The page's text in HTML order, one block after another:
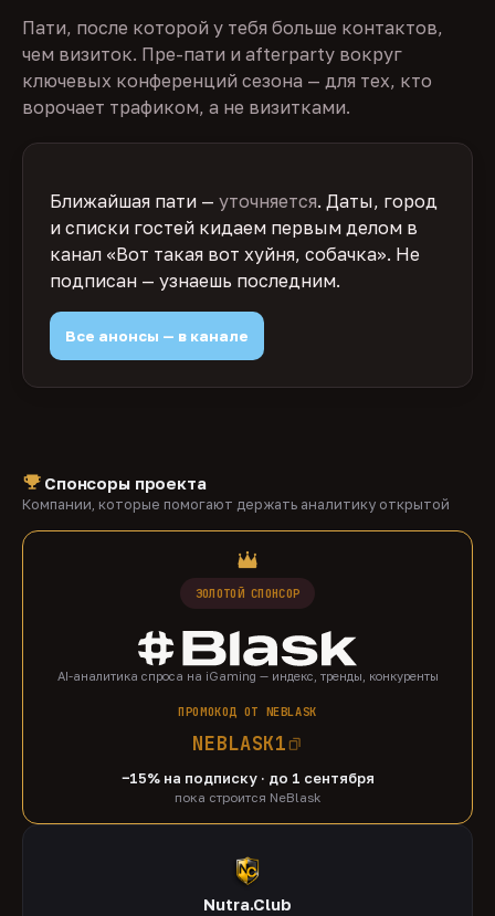
Пати, после которой у тебя больше контактов,
чем визиток. Пре-пати и afterparty вокруг
ключевых конференций сезона — для тех, кто
ворочает трафиком, а не визитками.
Ближайшая пати — уточняется. Даты, город
и списки гостей кидаем первым делом в
канал «Вот такая вот хуйня, собачка». Не
подписан — узнаешь последним.
Все анонсы — в канале
Спонсоры проекта
Компании, которые помогают держать аналитику открытой
ЗОЛОТОЙ СПОНСОР
AI-аналитика спроса на iGaming — индекс, тренды, конкуренты
ПРОМОКОД ОТ NEBLASK
NEBLASK1
−15% на подписку · до 1 сентября
пока строится NeBlask
Nutra.Club